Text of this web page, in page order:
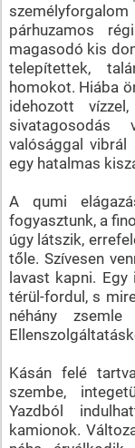
párhuzamos
magasodó kis
telepítettek,
homokot. Hiába
idehozott
sivatagosodás
valósággal vibrál
egy hatalmas
A qumi
fogyasztunk, a
úgy látszik,
tőle. Szívesen
lavast kapni.
térül-fordul, s
néhány
Kásán felé
szembe,
Yazdból
kamionok.